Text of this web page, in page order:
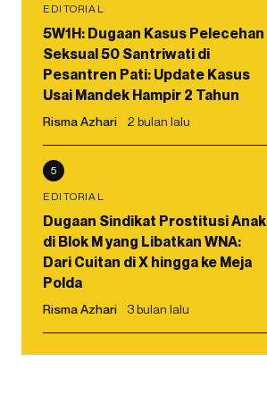
EDITORIAL
5W1H: Dugaan Kasus Pelecehan
Seksual 50 Santriwati di
Pesantren Pati: Update Kasus
Usai Mandek Hampir 2 Tahun
Risma Azhari 2 bulan lalu
5
EDITORIAL
Dugaan Sindikat Prostitusi Anak
di Blok M yang Libatkan WNA:
Dari Cuitan di X hingga ke Meja
Polda
Risma Azhari 3 bulan lalu